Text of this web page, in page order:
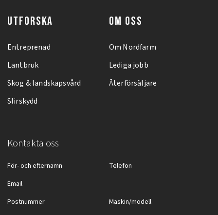
UTFORSKA
Entreprenad
Lantbruk
Skog & landskapsvård
Slirskydd
OM OSS
Om Nordfarm
Lediga jobb
Återförsäljare
Kontakta oss